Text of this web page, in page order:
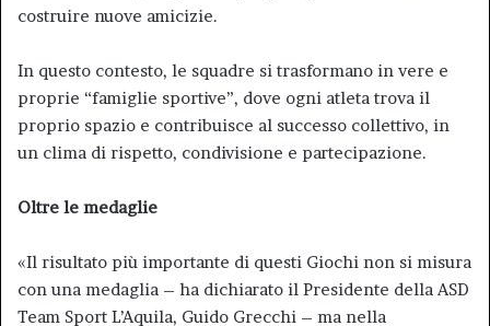
costruire nuove amicizie.
In questo contesto, le squadre si trasformano in vere e
proprie “famiglie sportive”, dove ogni atleta trova il
proprio spazio e contribuisce al successo collettivo, in
un clima di rispetto, condivisione e partecipazione.
Oltre le medaglie
«Il risultato più importante di questi Giochi non si misura
con una medaglia – ha dichiarato il Presidente della ASD
Team Sport L’Aquila, Guido Grecchi – ma nella